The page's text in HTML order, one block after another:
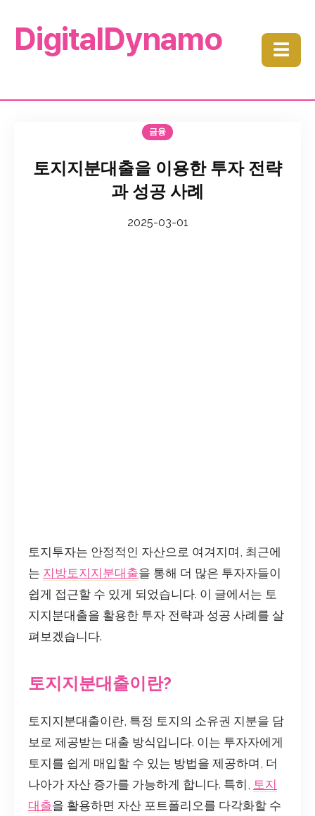
DigitalDynamo ☰
금융
토지지분대출을 이용한 투자 전략
과 성공 사례
2025-03-01
토지투자는 안정적인 자산으로 여겨지며, 최근에
는 지방토지지분대출을 통해 더 많은 투자자들이
쉽게 접근할 수 있게 되었습니다. 이 글에서는 토
지지분대출을 활용한 투자 전략과 성공 사례를 살
펴보겠습니다.
토지지분대출이란?
토지지분대출이란, 특정 토지의 소유권 지분을 담
보로 제공받는 대출 방식입니다. 이는 투자자에게
토지를 쉽게 매입할 수 있는 방법을 제공하며, 더
나아가 자산 증가를 가능하게 합니다. 특히,
토지
대출을 활용하면 자산 포트폴리오를 다각화할 수